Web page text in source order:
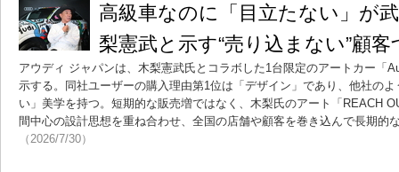
高級車なのに「目立たない」が
梨憲武と示す“売り込まない”顧客
アウディ ジャパンは、木梨憲武氏とコラボした1台限定のアートカー「
示する。同社ユーザーの購入理由第1位は「デザイン」であり、他社の
い」美学を持つ。短期的な販売増ではなく、木梨氏のアート「REACH
間中心の設計思想を重ね合わせ、全国の店舗や顧客を巻き込んで長期的
（2026/7/30）